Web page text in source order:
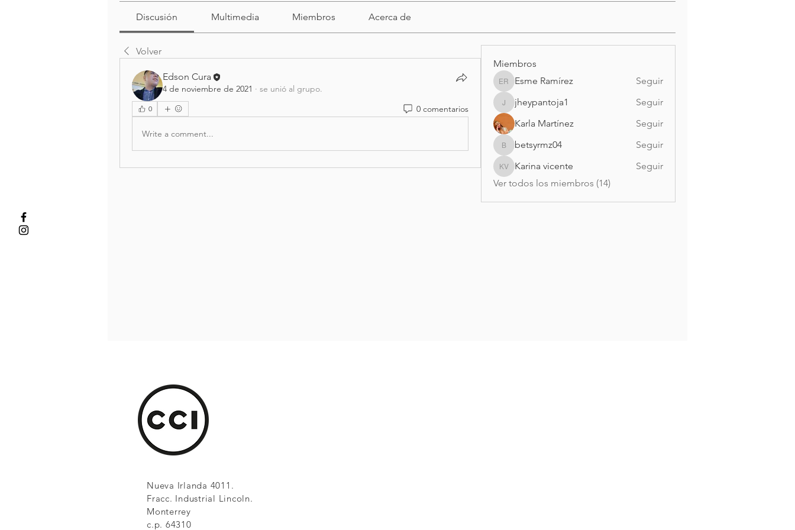
Discusión Multimedia Miembros Acerca de
Volver
Edson Cura
4 de noviembre de 2021 · se unió al grupo.
0 0 comentarios
Write a comment...
Miembros
Esme Ramírez
Esme Ramírez Seguir
jheypantoja1
jheypantoja1
Seguir
Karla Martínez
Seguir
betsyrmz04
betsyrmz04 Seguir
Karina vicente
Karina vicente
Seguir
Ver todos los miembros (14)
Nueva Irlanda 4011.
Fracc. Industrial Lincoln.
Monterrey
c.p. 64310